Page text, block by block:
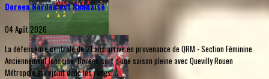
Doreen Norden est Rennaise
04 Août 2026
La défenseure centrale de 21 ans arrive en provenance de QRM - Section Féminine.
Anciennement lensoise, Doreen sort d'une saison pleine avec Quevilly Rouen
Métropole et rejoint donc les rangs...